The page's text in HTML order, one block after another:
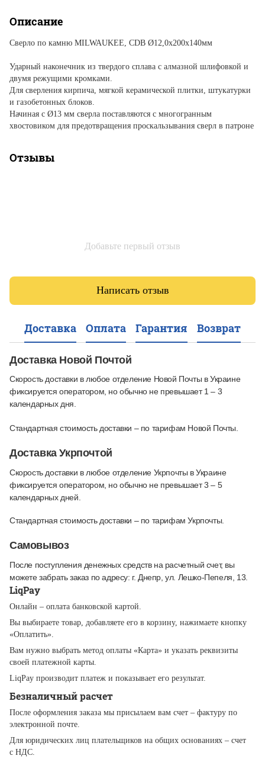
Описание
Сверло по камню MILWAUKEE, CDB Ø12,0х200х140мм
Ударный наконечник из твердого сплава с алмазной шлифовкой и
двумя режущими кромками.
Для сверления кирпича, мягкой керамической плитки, штукатурки
и газобетонных блоков.
Начиная с Ø13 мм сверла поставляются с многогранным
хвостовиком для предотвращения проскальзывания сверл в патроне
Отзывы
Добавьте первый отзыв
Написать отзыв
Доставка Оплата Гарантия Возврат
Доставка Новой Почтой
Скорость доставки в любое отделение Новой Почты в Украине
фиксируется оператором, но обычно не превышает 1 – 3
календарных дня.
Стандартная стоимость доставки – по тарифам Новой Почты.
Доставка Укрпочтой
Скорость доставки в любое отделение Укрпочты в Украине
фиксируется оператором, но обычно не превышает 3 – 5
календарных дней.
Стандартная стоимость доставки – по тарифам Укрпочты.
Самовывоз
После поступления денежных средств на расчетный счет, вы
можете забрать заказ по адресу: г. Днепр, ул. Лешко-Пепеля, 13.
LiqPay
Онлайн – оплата банковской картой.
Вы выбираете товар, добавляете его в корзину, нажимаете кнопку
«Оплатить».
Вам нужно выбрать метод оплаты «Карта» и указать реквизиты
своей платежной карты.
LiqPay производит платеж и показывает его результат.
Безналичный расчет
После оформления заказа мы присылаем вам счет – фактуру по
электронной почте.
Для юридических лиц плательщиков на общих основаниях – счет
с НДС.